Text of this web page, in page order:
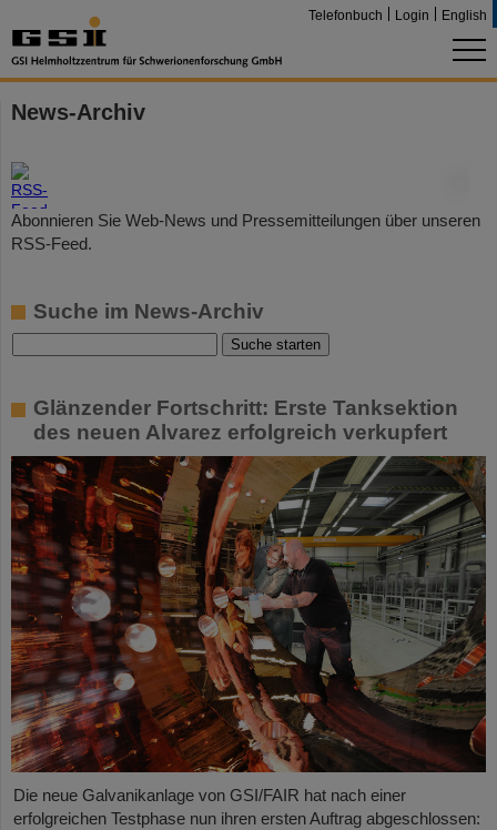
Telefonbuch Login English
News-Archiv
Abonnieren Sie Web-News und Pressemitteilungen über unseren
RSS-Feed.
Suche im News-Archiv
Glänzender Fortschritt: Erste Tanksektion
des neuen Alvarez erfolgreich verkupfert
Die neue Galvanikanlage von GSI/FAIR hat nach einer
erfolgreichen Testphase nun ihren ersten Auftrag abgeschlossen: